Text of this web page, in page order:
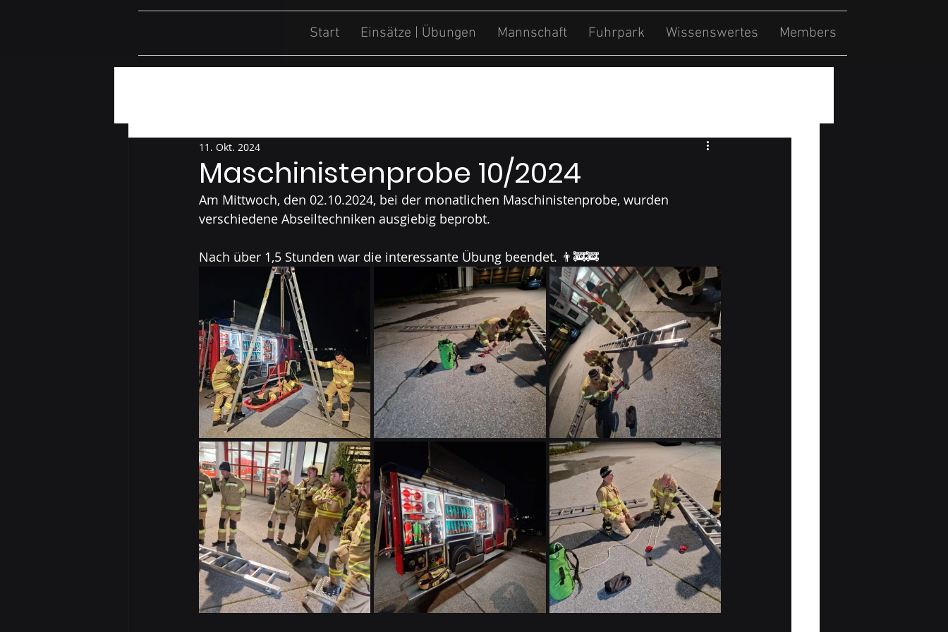
Start Einsätze | Übungen Mannschaft Fuhrpark Wissenswertes Members
Maschinistenprobe 10/2024
11. Okt. 2024
Am Mittwoch, den 02.10.2024, bei der monatlichen Maschinistenprobe, wurden
verschiedene Abseiltechniken ausgiebig beprobt.
Nach über 1,5 Stunden war die interessante Übung beendet. 👨‍🚒🚒